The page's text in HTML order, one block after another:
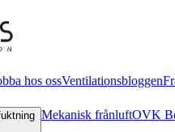
hos ossVentilationsbloggen
Mekanisk frånluftOVK